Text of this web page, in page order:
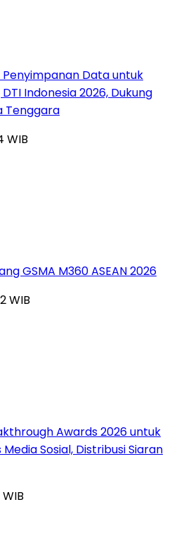
Penyimpanan Data untuk
Indonesia 2026, Dukung
Tenggara
WIB
GSMA M360 ASEAN 2026
WIB
Awards 2026 untuk
Sosial, Distribusi Siaran